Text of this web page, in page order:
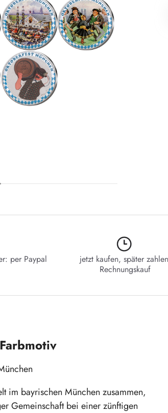
per Paypal
jetzt kaufen, später
Rechnungskauf
im bayrischen München zusammen,
Gemeinschaft bei einer zünftigen